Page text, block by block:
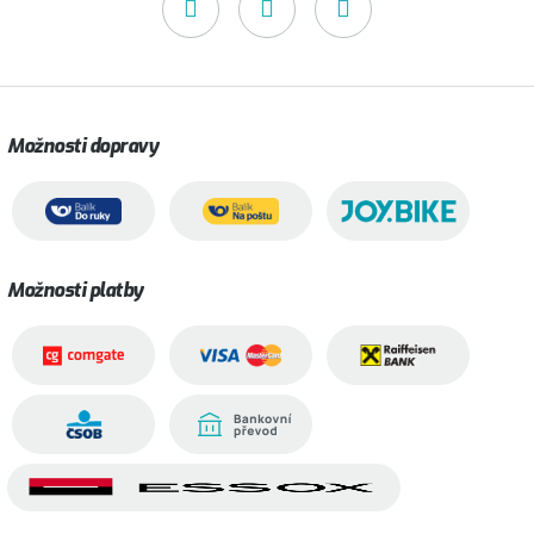
Možnosti dopravy
Možnosti platby